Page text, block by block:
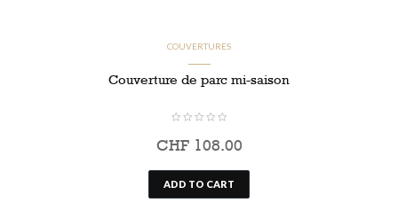
COUVERTURES
Couverture de parc mi-saison
CHF108.00
ADD TO CART